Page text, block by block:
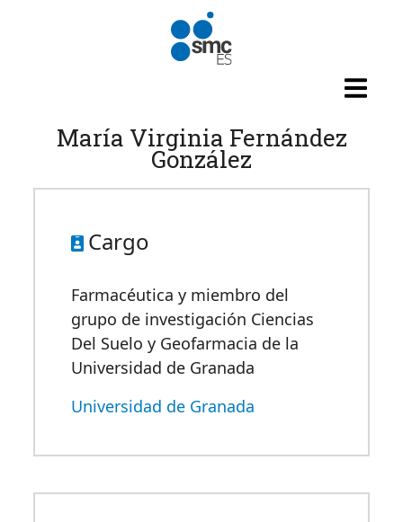
Pasar al contenido principal
María Virginia Fernández
González
Cargo
Farmacéutica y miembro del
grupo de investigación Ciencias
Del Suelo y Geofarmacia de la
Universidad de Granada
Universidad de Granada